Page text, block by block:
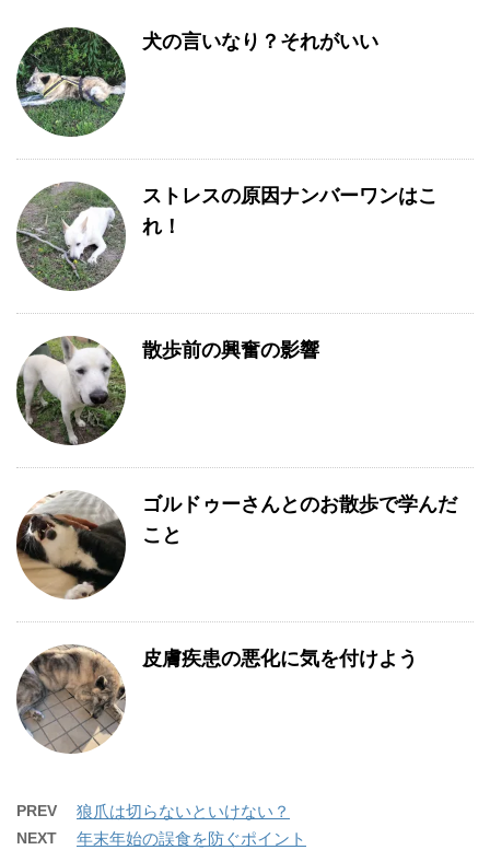
犬の言いなり？それがいい
ストレスの原因ナンバーワンはこ
れ！
散歩前の興奮の影響
ゴルドゥーさんとのお散歩で学んだ
こと
皮膚疾患の悪化に気を付けよう
PREV 狼爪は切らないといけない？
NEXT 年末年始の誤食を防ぐポイント